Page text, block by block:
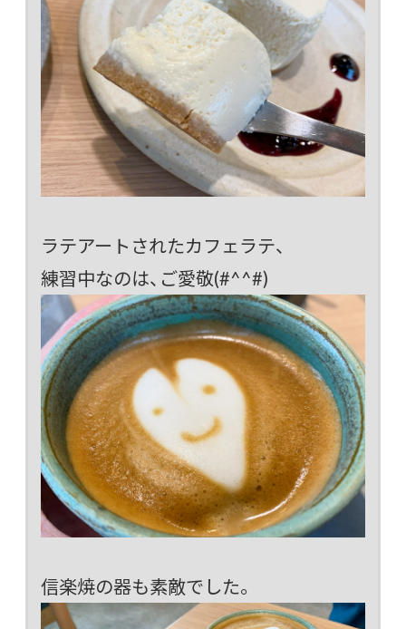
ラテアートされたカフェラテ、
練習中なのは、ご愛敬(#^^#)
信楽焼の器も素敵でした。